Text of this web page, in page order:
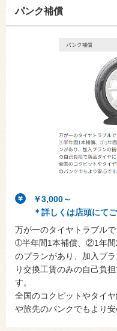
パンク補償
￥3,000～
＊詳しくは店頭にて
万が一のタイヤトラブル
➀半年間1本補償、②1年間
のプランがあり、加入プ
り交換工賃のみの自己負
す。
全国のコクピットやタイ
や旅先のパンクでもより安